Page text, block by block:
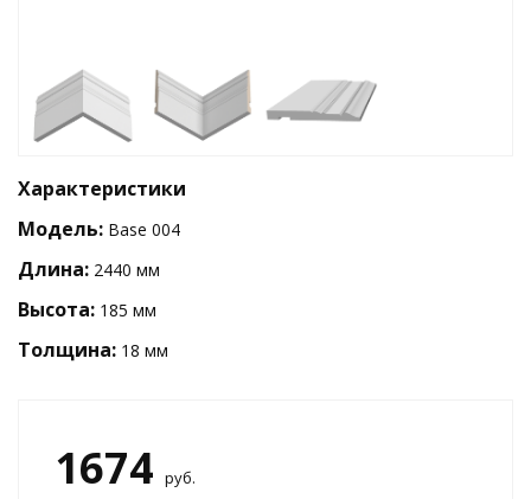
Характеристики
Модель: Base 004
Длина: 2440 мм
Высота: 185 мм
Толщина: 18 мм
1674 руб.